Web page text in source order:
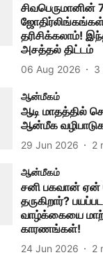
சிவபெருமானின்
தரிசிக்கலாம்!
அசத்தல் திட்டம்
06 Aug 2026 3
ஆன்மீகம்
ஆடி மாதத்தில்
ஆன்மீக
29 Jun 2026 2
ஆன்மீகம்
சனி பகவான்
தருகிறார்?
வாழ்க்கையை
காரணங்கள்!
24 Jun 2026 2